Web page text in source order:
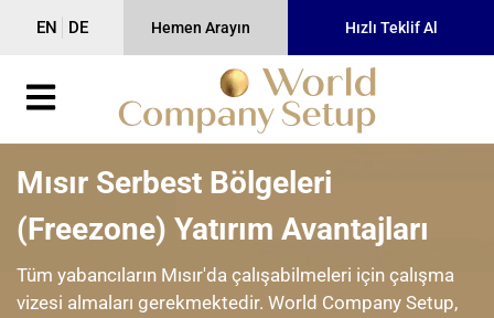
EN DE Hemen Arayın Hızlı Teklif Al
Mısır Serbest Bölgeleri
(Freezone) Yatırım Avantajları
Tüm yabancıların Mısır'da çalışabilmeleri için çalışma
vizesi almaları gerekmektedir. World Company Setup,